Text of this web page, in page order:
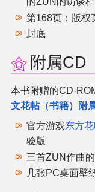
第168页：版权
封底
附属CD
本书附赠的CD-
文花帖（书籍）附
官方游戏东方
验版
三首ZUN作曲
几张PC桌面壁